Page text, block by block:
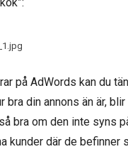
på AdWords kan du
bra din annons än är,
bra om den inte syns
kunder där de befinner